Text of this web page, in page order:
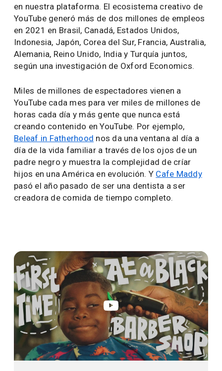
en nuestra plataforma. El ecosistema creativo de
YouTube generó más de dos millones de empleos
en 2021 en Brasil, Canadá, Estados Unidos,
Indonesia, Japón, Corea del Sur, Francia, Australia,
Alemania, Reino Unido, India y Turquía juntos,
según una investigación de Oxford Economics.
Miles de millones de espectadores vienen a
YouTube cada mes para ver miles de millones de
horas cada día y más gente que nunca está
creando contenido en YouTube. Por ejemplo,
Beleaf in Fatherhood nos da una ventana al día a
día de la vida familiar a través de los ojos de un
padre negro y muestra la complejidad de críar
hijos en una América en evolución. Y Cafe Maddy
pasó el año pasado de ser una dentista a ser
creadora de comida de tiempo completo.